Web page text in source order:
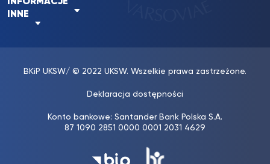
INNE
BKiP UKSW/ © 2022 UKSW. Wszelkie prawa zastrzeżone.
Deklaracja dostępności
Konto bankowe: Santander Bank Polska S.A.
87 1090 2851 0000 0001 2031 4629